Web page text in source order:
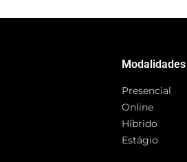
Modalidades
Presencial
Online
Híbrido
Estágio